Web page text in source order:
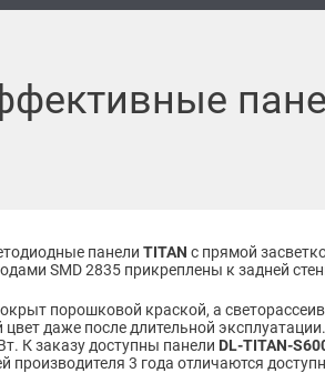
панели TITAN с прямой
SMD 2835 прикреплены к задней
порошковой краской, а
даже после длительной
К заказу доступны панели DL-TITAN-
производителя 3 года отличаются